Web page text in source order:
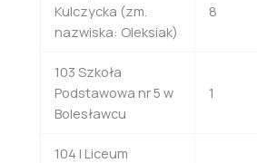
Kulczycka (zm.
nazwiska: Oleksiak)
8
103 Szkoła
Podstawowa nr 5 w
Bolesławcu
1
104 I Liceum